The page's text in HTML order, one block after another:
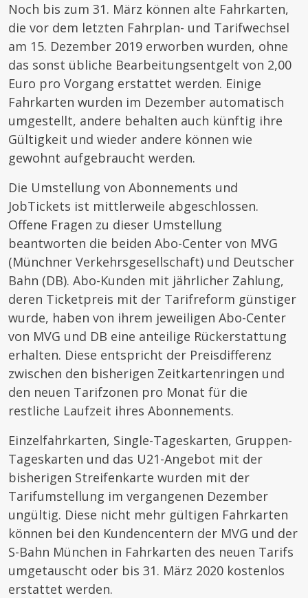
Noch bis zum 31. März können alte Fahrkarten,
die vor dem letzten Fahrplan- und Tarifwechsel
am 15. Dezember 2019 erworben wurden, ohne
das sonst übliche Bearbeitungsentgelt von 2,00
Euro pro Vorgang erstattet werden. Einige
Fahrkarten wurden im Dezember automatisch
umgestellt, andere behalten auch künftig ihre
Gültigkeit und wieder andere können wie
gewohnt aufgebraucht werden.
Die Umstellung von Abonnements und
JobTickets ist mittlerweile abgeschlossen.
Offene Fragen zu dieser Umstellung
beantworten die beiden Abo-Center von MVG
(Münchner Verkehrsgesellschaft) und Deutscher
Bahn (DB). Abo-Kunden mit jährlicher Zahlung,
deren Ticketpreis mit der Tarifreform günstiger
wurde, haben von ihrem jeweiligen Abo-Center
von MVG und DB eine anteilige Rückerstattung
erhalten. Diese entspricht der Preisdifferenz
zwischen den bisherigen Zeitkartenringen und
den neuen Tarifzonen pro Monat für die
restliche Laufzeit ihres Abonnements.
Einzelfahrkarten, Single-Tageskarten, Gruppen-
Tageskarten und das U21-Angebot mit der
bisherigen Streifenkarte wurden mit der
Tarifumstellung im vergangenen Dezember
ungültig. Diese nicht mehr gültigen Fahrkarten
können bei den Kundencentern der MVG und der
S-Bahn München in Fahrkarten des neuen Tarifs
umgetauscht oder bis 31. März 2020 kostenlos
erstattet werden.